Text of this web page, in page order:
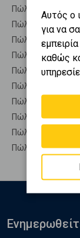
Πώληση
Πώληση
Πώληση Οικίες
Πώληση
Πώληση
Πώληση Ρετιρέ
Πώληση
Πώληση
Πώληση
Πώληση Υπολ.
Αυτός ο
για να
καθώς